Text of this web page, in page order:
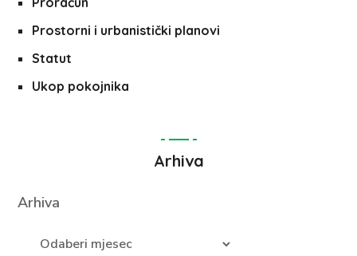
Prostorni i urbanistički planovi
Statut
Ukop pokojnika
Arhiva
Arhiva